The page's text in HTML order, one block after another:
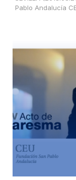
Pablo Andalucía